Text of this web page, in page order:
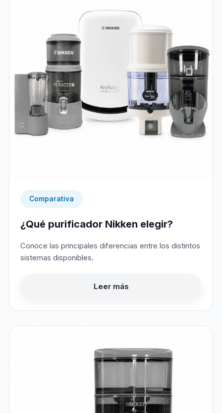
Comparativa
¿Qué purificador Nikken elegir?
Conoce las principales diferencias entre los distintos
sistemas disponibles.
Leer más